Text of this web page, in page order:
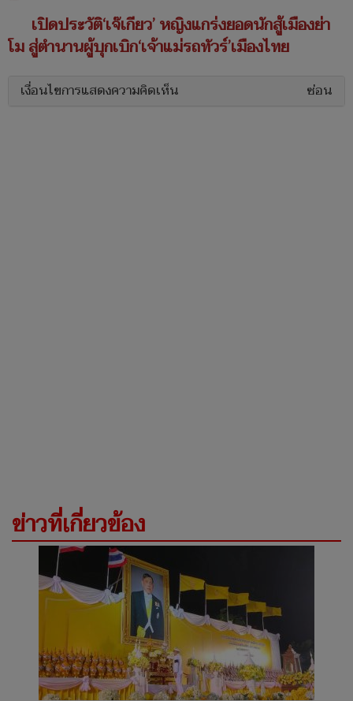
เปิดประวัติ‘เจ๊เกียว’ หญิงแกร่งยอดนักสู้เมืองย่า
โม สู่ตำนานผู้บุกเบิก‘เจ้าแม่รถทัวร์’เมืองไทย
เงื่อนไขการแสดงความคิดเห็น ซ่อน
ข่าวที่เกี่ยวข้อง